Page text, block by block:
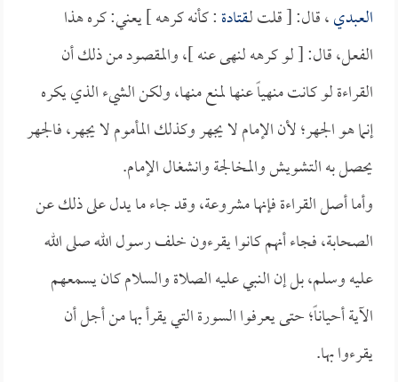
العبدي، قال: [ قلت لـقتادة: كأنه كرهه ] يعني: كره هذا
الفعل، قال: [ لو كرهه لنهى عنه ]، والمقصود من ذلك أن
القراءة لو كانت منهياً عنها لمنع منها، ولكن الشيء الذي يكره
إنما هو الجهر؛ لأن الإمام لا يجهر وكذلك المأموم لا يجهر، فالجهر
يحصل به التشويش والمخالجة وانشغال الإمام.
وأما أصل القراءة فإنها مشروعة، وقد جاء ما يدل على ذلك عن
الصحابة، فجاء أنهم كانوا يقرءون خلف رسول الله صلى الله
عليه وسلم، بل إن النبي عليه الصلاة والسلام كان يسمعهم
الآية أحياناً؛ حتى يعرفوا السورة التي يقرأ بها من أجل أن
يقرءوا بها.